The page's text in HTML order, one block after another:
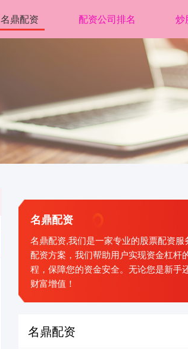
名鼎配资 配资公司排名 炒
名鼎配资
名鼎配资,我们是一家专业的股票配资
配资方案，我们帮助用户实现资金杠杆
程，保障您的资金安全。无论您是新手
财富增值！
名鼎配资